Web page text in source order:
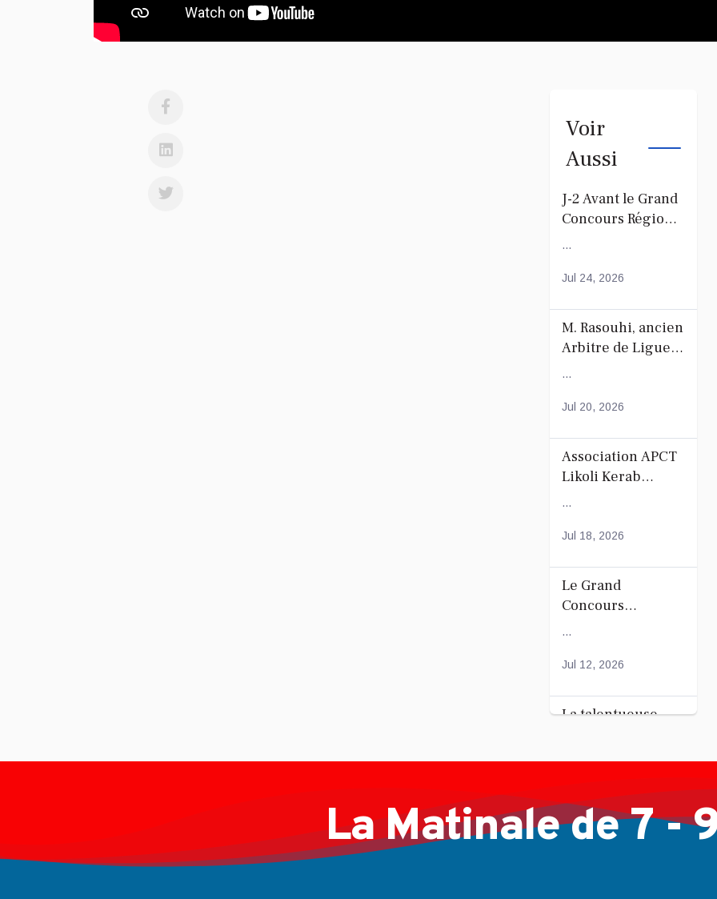
Voir
Aussi
J-2 Avant le Grand
Concours Régional
...
Jul 24, 2026
M. Rasouhi, ancien
Arbitre de Ligue
...
Jul 20, 2026
Association APCT
Likoli Kerab
Générale
...
Jul 18, 2026
Le Grand
Concours
l'association
...
Jul 12, 2026
La talentueuse
...
Jul 11, 2026
La Matinale de 7 -